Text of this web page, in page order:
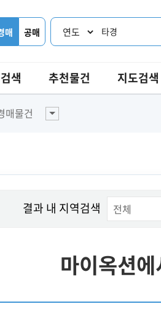
매 공매 타경
색 추천물건 지도검색
매물건
결과 내 지역검색
마이옥션